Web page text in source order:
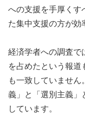
への支援を手厚くす
た集中支援の方が効
経済学者への調査で
を占めたという報
も一致していませ
義」と「選別主義」
しています。